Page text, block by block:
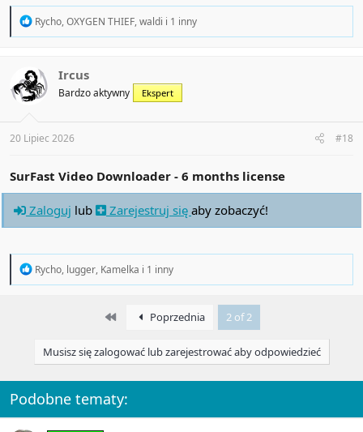
R
t
i
o
s
:
Rycho,OXYGEN THIEF,waldi i 1 inny
Ircus
Bardzo aktywny Ekspert
20 Lipiec 2026 #18
SurFast Video Downloader - 6 months license
Zaloguj lub Zarejestruj się aby zobaczyć!
R
:
Rycho, lugger, Kamelka i 1 inny
First Poprzednia 2 of 2
Musisz się zalogować lub zarejestrować aby odpowiedzieć
Podobne tematy: